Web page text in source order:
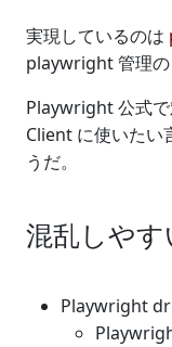
実現しているのは
playwright 管理の
Playwright 公式
Client に使いたい
うだ。
混乱しや
Playwright